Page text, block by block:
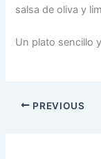
salsa de oliva y
Un plato sencillo
PREVIOUS